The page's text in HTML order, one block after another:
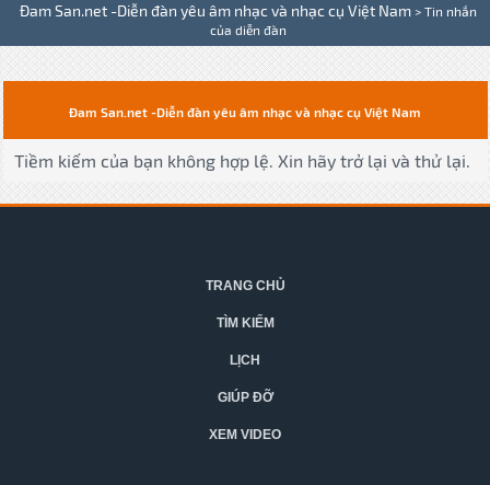
Đam San.net -Diễn đàn yêu âm nhạc và nhạc cụ Việt Nam > Tin nhắn
của diễn đàn
Đam San.net -Diễn đàn yêu âm nhạc và nhạc cụ Việt Nam
Tiềm kiếm của bạn không hợp lệ. Xin hãy trở lại và thử lại.
TRANG CHỦ
TÌM KIẾM
LỊCH
GIÚP ĐỠ
XEM VIDEO